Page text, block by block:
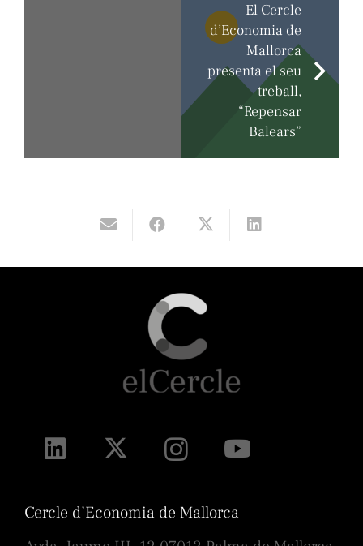
El Cercle
d’Economia de
Mallorca
presenta el seu
treball,
“Repensar
Balears”
Cercle d’Economia de Mallorca